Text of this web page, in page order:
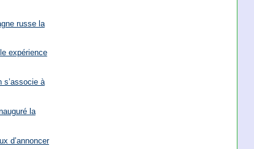
russe la
expérience
s’associe à
la
d’annoncer